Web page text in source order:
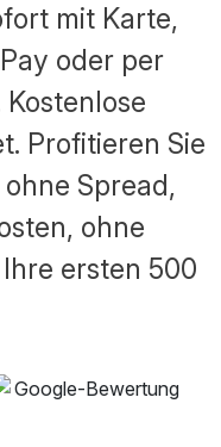
mit Karte,
oder per
Profitieren Sie
Spread,
ohne
ersten 500